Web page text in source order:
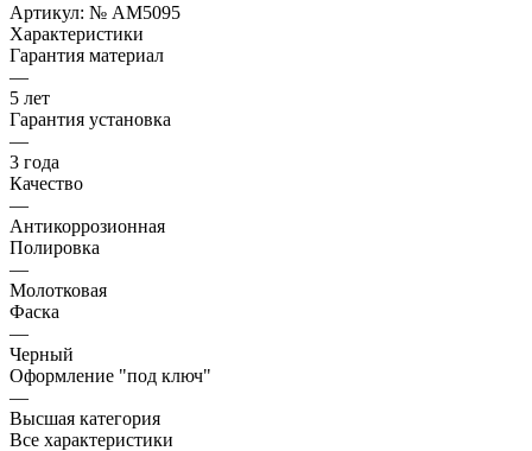
Артикул: № AM5095
Характеристики
Гарантия материал
—
5 лет
Гарантия установка
—
3 года
Качество
—
Антикоррозионная
Полировка
—
Молотковая
Фаска
—
Черный
Оформление "под ключ"
—
Высшая категория
Все характеристики